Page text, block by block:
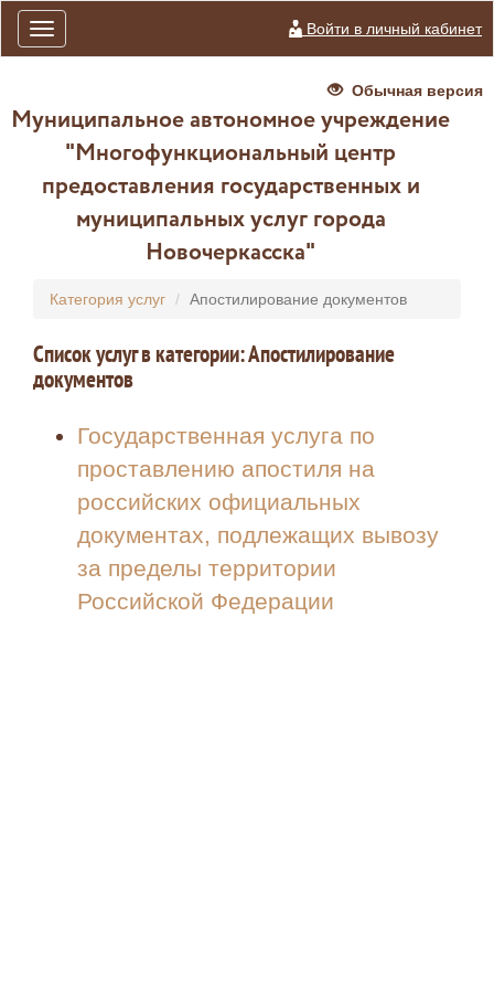
Toggle
navigation
Войти в личный кабинет
Обычная версия
Муниципальное автономное учреждение
"Многофункциональный центр
предоставления государственных и
муниципальных услуг города
Новочеркасска"
Категория услуг Апостилирование документов
Список услуг в категории: Апостилирование
документов
Государственная услуга по
проставлению апостиля на
российских официальных
документах, подлежащих вывозу
за пределы территории
Российской Федерации